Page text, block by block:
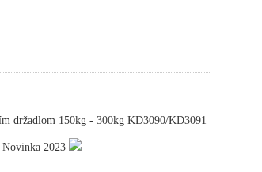
držadlom 150kg - 300kg KD3090/KD3091
Novinka 2023